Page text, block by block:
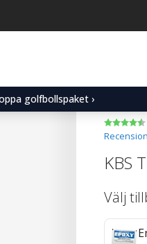
golfbollspaket ›
KBS
Välj